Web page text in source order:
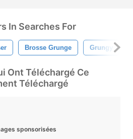
In Searches For
Brosse Grunge Grungy
Ont Téléchargé Ce
Téléchargé
sponsorisées